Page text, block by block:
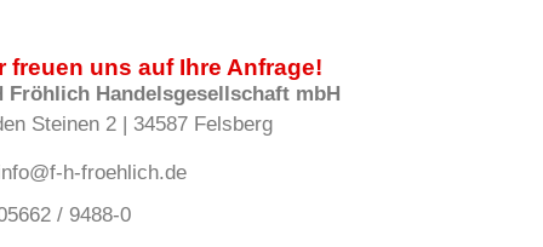
freuen uns auf Ihre Anfrage!
Fröhlich Handelsgesellschaft mbH
Steinen 2 | 34587 Felsberg
h-froehlich.de
/ 9488-0